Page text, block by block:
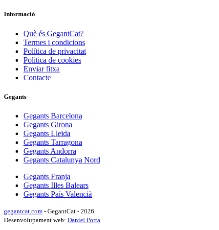
Informació
Què és GegantCat?
Termes i condicions
Política de privacitat
Política de cookies
Enviar fitxa
Contacte
Gegants
Gegants Barcelona
Gegants Girona
Gegants Lleida
Gegants Tarragona
Gegants Andorra
Gegants Catalunya Nord
Gegants Franja
Gegants Illes Balears
Gegants País Valencià
gegantcat.com - GegantCat - 2026
Desenvolupament web: Daniel Porta